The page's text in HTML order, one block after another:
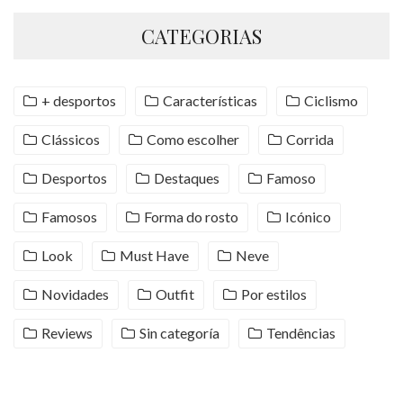
CATEGORIAS
+ desportos Características Ciclismo
Clássicos Como escolher Corrida
Desportos Destaques Famoso
Famosos Forma do rosto Icónico
Look Must Have Neve
Novidades Outfit Por estilos
Reviews Sin categoría Tendências